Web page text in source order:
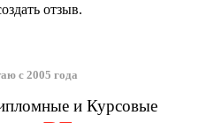
отзыв.
с 2005 года
и Курсовые